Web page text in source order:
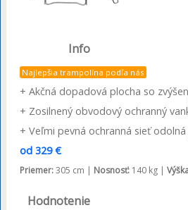
Info
Najlepšia trampolína podľa nás
+ Akčná dopadová plocha so
+ Zosilnený obvodový ochranný
+ Veľmi pevná ochranná sieť
od 329 €
Priemer:305 cm | Nosnosť:140 kg |
Hodnotenie